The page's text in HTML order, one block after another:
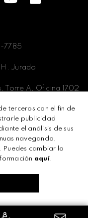
7785
H. Jurado
Torre A, Oficina 1702
terceros con el fin de
publicidad
el análisis de sus
navegando,
Puedes cambiar la
aquí.